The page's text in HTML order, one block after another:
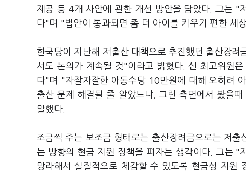
제공 등 4개 사안에 관한 개선 방안을 담았다. 그는 "
다"며 "법안이 통과되면 좀 더 아이를 키우기 편한 세
한국당이 지난해 저출산 대책으로 추진했던 출산장
서도 논의가 계속될 것"이라고 밝혔다. 신 최고위원
다"며 "자잘자잘한 아동수당 10만원에 대해 오히려
출산 문제 해결될 줄 알았느냐. 그런 측면에서 봤을
말했다.
조금씩 주는 보조금 형태로는 출산장려금으로는 저
는 방향의 현금 지원 정책을 펴자는 생각이다. 그는 "
망라해서 실질적으로 체감할 수 있도록 현금성 지원